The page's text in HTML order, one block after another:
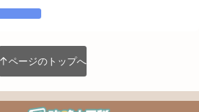
ページのトップへ